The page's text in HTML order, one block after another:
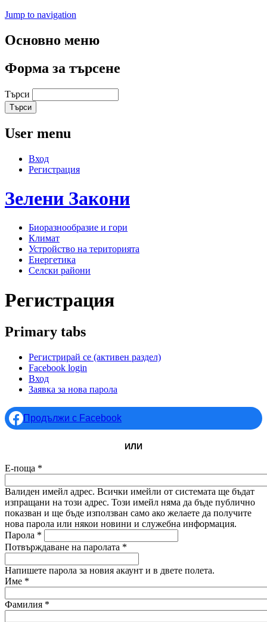
Jump to navigation
Основно меню
Форма за търсене
Търси
User menu
Вход
Регистрация
Зелени Закони
Биоразнообразие и гори
Климат
Устройство на територията
Енергетика
Селски райони
Регистрация
Primary tabs
Регистрирай се (активен раздел)
Facebook login
Вход
Заявка за нова парола
Продължи с Facebook
ИЛИ
Е-поща *
Валиден имейл адрес. Всички имейли от системата ще бъдат
изпращани на този адрес. Този имейл няма да бъде публично
показван и ще бъде използван само ако желаете да получите
нова парола или някои новини и служебна информация.
Парола *
Потвърждаване на паролата *
Напишете парола за новия акаунт и в двете полета.
Име *
Фамилия *